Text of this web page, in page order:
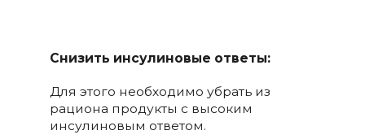
Снизить инсулиновые ответы:
Для этого необходимо убрать из
рациона продукты с высоким
инсулиновым ответом.